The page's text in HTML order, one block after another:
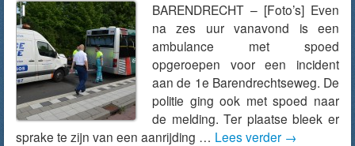
BARENDRECHT – [Foto’s] Even
na zes uur vanavond is een
ambulance met spoed
opgeroepen voor een incident
aan de 1e Barendrechtseweg. De
politie ging ook met spoed naar
de melding. Ter plaatse bleek er
sprake te zijn van een aanrijding … Lees verder →